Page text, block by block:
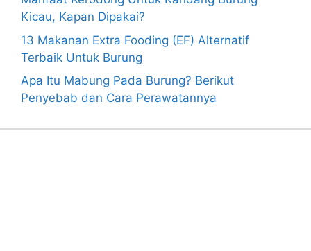
Kicau, Kapan Dipakai?
13 Makanan Extra Fooding (EF) Alternatif
Terbaik Untuk Burung
Apa Itu Mabung Pada Burung? Berikut
Penyebab dan Cara Perawatannya